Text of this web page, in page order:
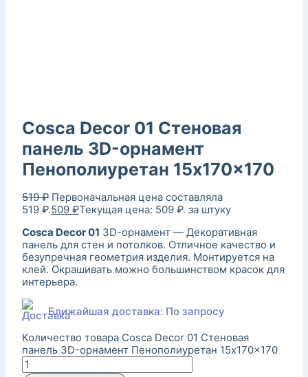
Cosca Decor 01 Стеновая
панель 3D-орнамент
Пенополиуретан 15x170x170
519₽ Первоначальная цена составляла
519 ₽.509 ₽Текущая цена: 509 ₽. за штуку
Cosca Decor 01 3D-орнамент — Декоративная
панель для стен и потолков. Отличное качество и
безупречная геометрия изделия. Монтируется на
клей. Окрашивать можно большинством красок для
интерьера.
Ближайшая доставка: По запросу
Количество товара Cosca Decor 01 Стеновая
панель 3D-орнамент Пенополиуретан 15x170x170